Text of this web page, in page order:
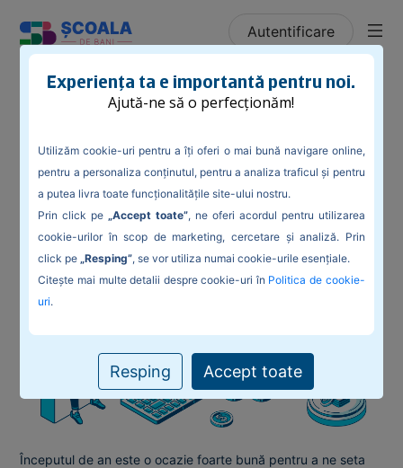
Autentificare
Blog / 3 lecții despre bani învățate în 2022 de
profesorii Școlii de Bani
3 lecții despre bani învățate în 2022 de
profesorii Școlii de Bani
Începutul de an este o ocazie foarte bună pentru a ne seta
Experiența ta e importantă pentru noi.
Ajută-ne să o perfecționăm!
Utilizăm cookie-uri pentru a îți oferi o mai bună navigare online,
pentru a personaliza conținutul, pentru a analiza traficul și pentru
a putea livra toate funcționalitățile site-ului nostru.
Prin click pe
„Accept toate”, ne oferi acordul pentru utilizarea
cookie-urilor în scop de marketing, cercetare și analiză. Prin
click pe „Resping”, se vor utiliza numai cookie-urile esențiale.
Citește mai multe detalii despre cookie-uri în Politica de cookie-
uri.
Resping Accept toate